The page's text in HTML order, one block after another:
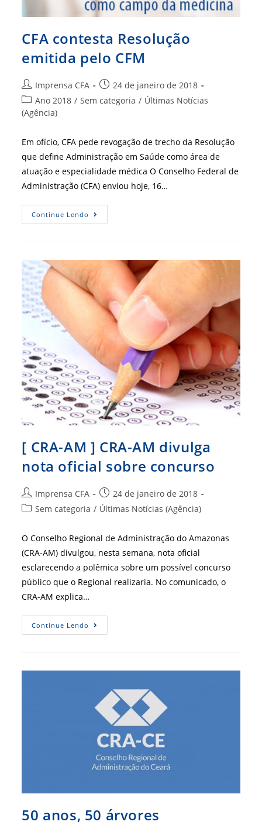
CFA contesta Resolução
emitida pelo CFM
Autor
do
post:
Imprensa CFA
Post
publicado:
24 de janeiro de 2018
Categoria
do
Ano 2018 / Sem categoria / Últimas Notícias
(Agência)
Em ofício, CFA pede revogação de trecho da Resolução
que define Administração em Saúde como área de
atuação e especialidade médica O Conselho Federal de
Administração (CFA) enviou hoje, 16…
Continue Lendo CFA
Contesta
[ CRA-AM ] CRA-AM divulga
nota oficial sobre concurso
Autor
do
Imprensa CFA
Post
publicado:
24 de janeiro de 2018
Categoria
post:
Sem categoria / Últimas Notícias (Agência)
O Conselho Regional de Administração do Amazonas
(CRA-AM) divulgou, nesta semana, nota oficial
esclarecendo a polêmica sobre um possível concurso
público que o Regional realizaria. No comunicado, o
CRA-AM explica…
Continue Lendo
CRA-
Divulga
Oficial
Sobre
Concurso
50 anos, 50 árvores